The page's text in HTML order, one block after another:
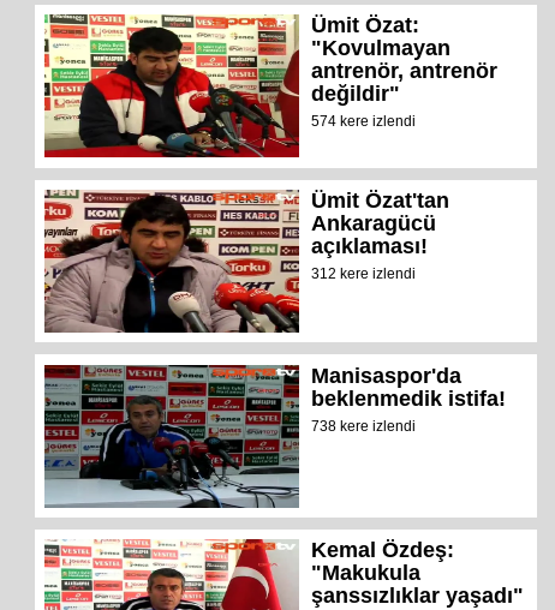
Ümit Özat:
"Kovulmayan
antrenör, antrenör
değildir"
574 kere izlendi
Ümit Özat'tan
Ankaragücü
açıklaması!
312 kere izlendi
Manisaspor'da
beklenmedik istifa!
738 kere izlendi
Kemal Özdeş:
"Makukula
şanssızlıklar yaşadı"